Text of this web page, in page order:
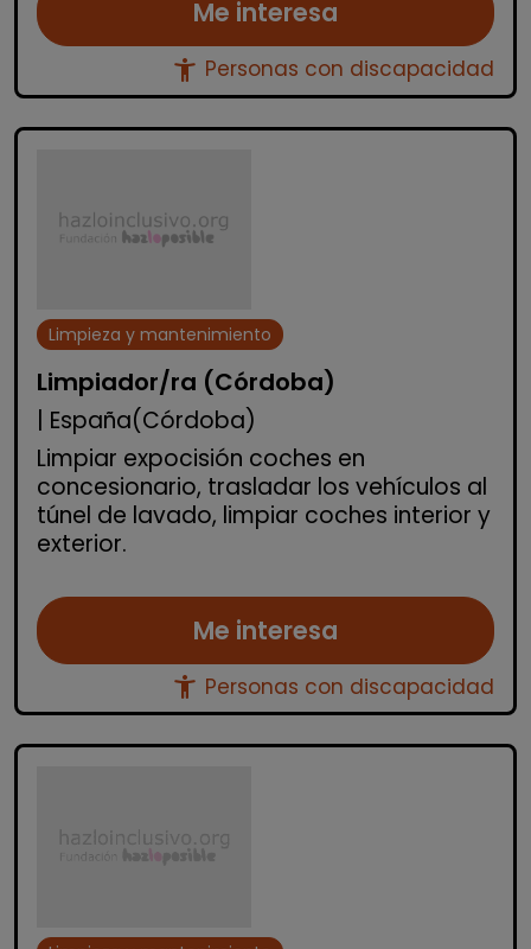
Me interesa
accessibility_new Personas con discapacidad
Limpieza y mantenimiento
Limpiador/ra (Córdoba)
| España(Córdoba)
Limpiar expocisión coches en
concesionario, trasladar los vehículos al
túnel de lavado, limpiar coches interior y
exterior.
Me interesa
accessibility_new Personas con discapacidad